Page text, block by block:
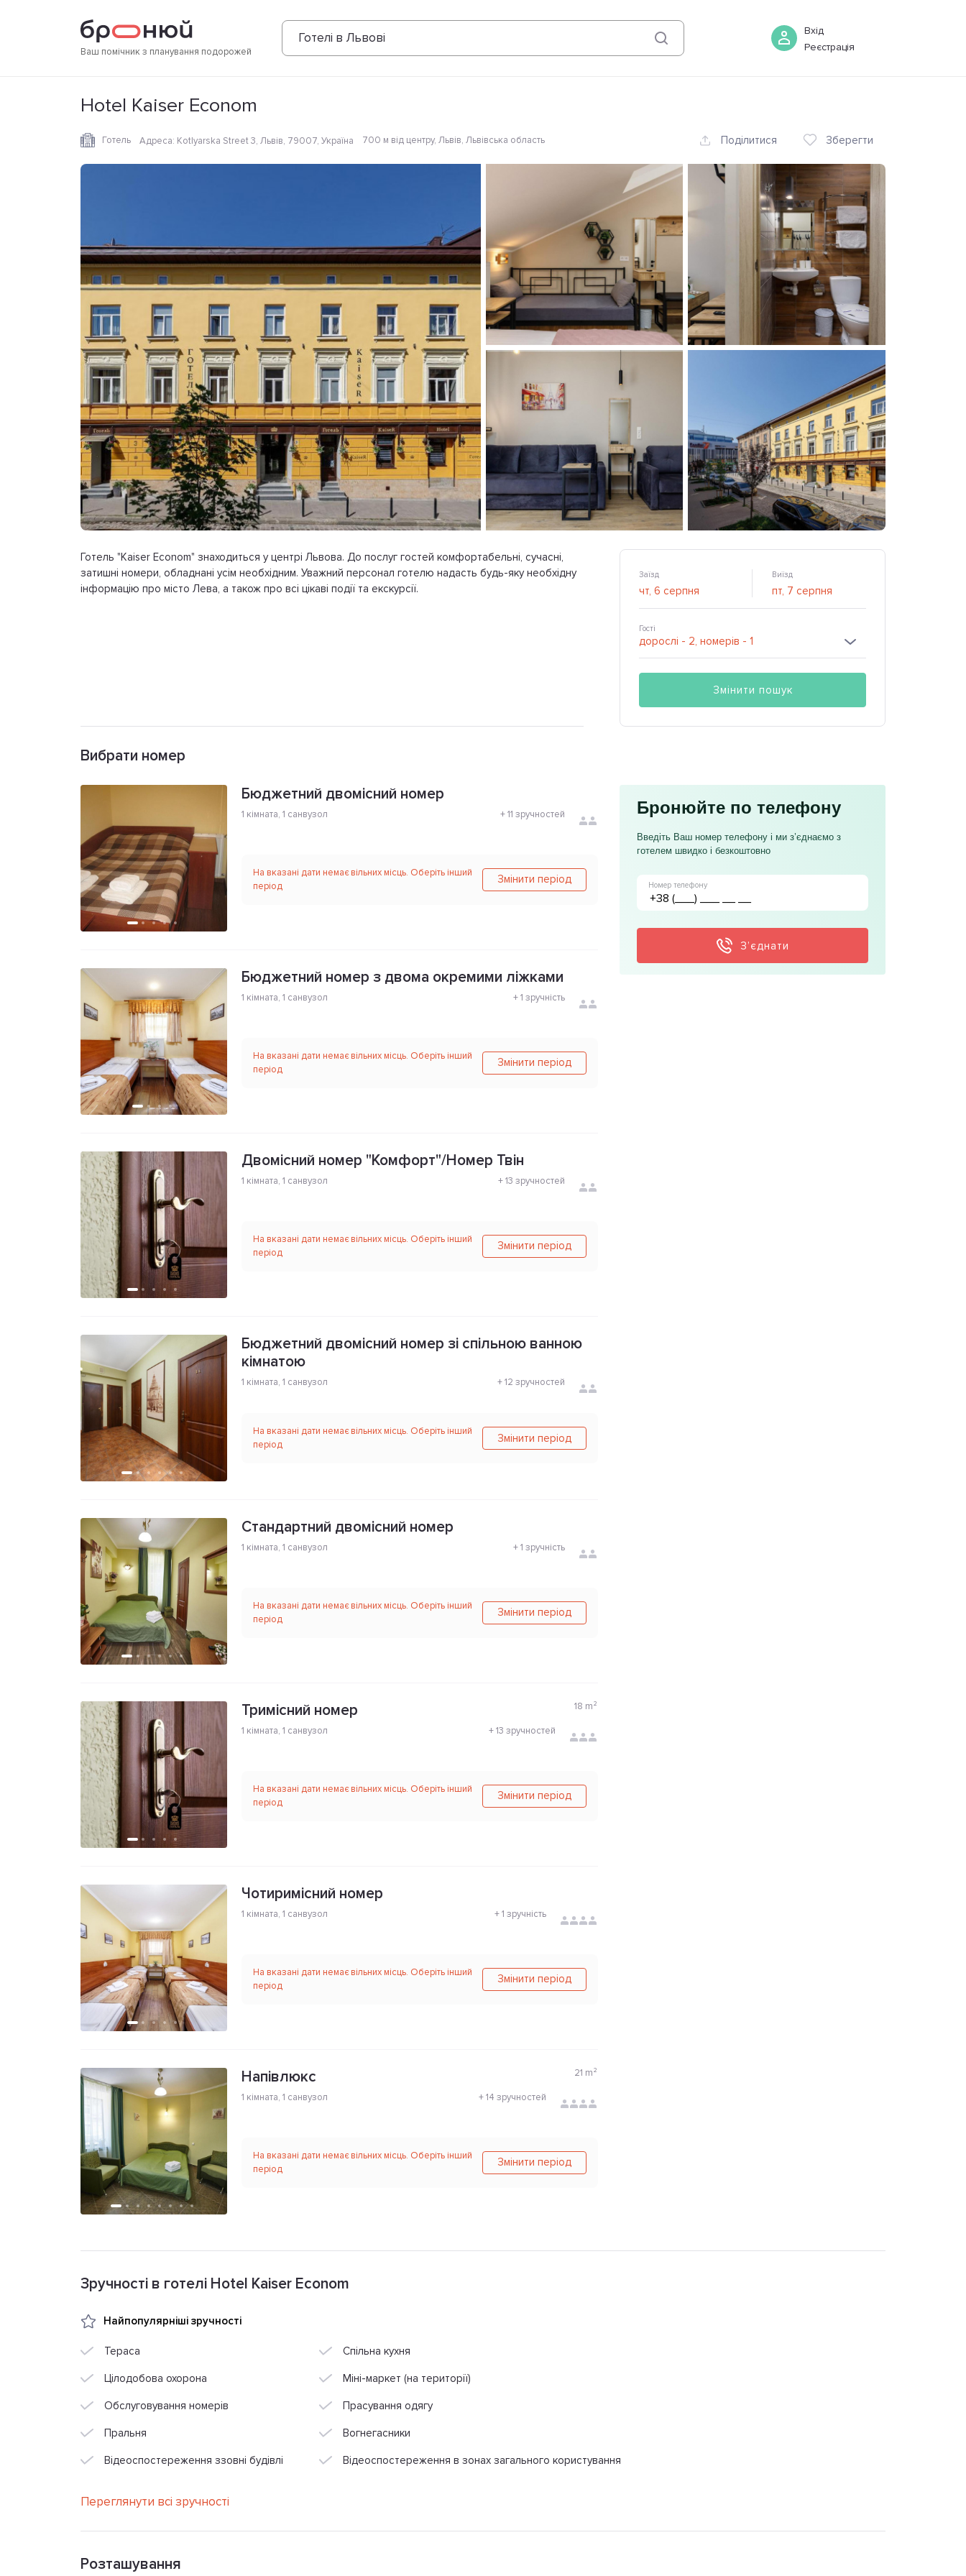
Ваш помічник з планування подорожей
Готелі в Львові
Вхід
Реєстрація
Фотографії Зручності Розташування 06 серпня Бронювати
Hotel Kaiser Econom
Готель Адреса: Kotlyarska Street 3, Львів, 79007, Україна 700 м від центру, Львів, Львівська область Поділитися Зберегти
Готель "Kaiser Econom" знаходиться у центрі Львова. До послуг гостей комфортабельні, сучасні,
затишні номери, обладнані усім необхідним. Уважний персонал готелю надасть будь-яку необхідну
інформацію про місто Лева, а також про всі цікаві події та екскурсії.
Заїзд Виїзд
Гості
Змінити пошук
Вибрати номер
Бюджетний двомісний номер
1 кімната, 1 санвузол +11 зручностей
На вказані дати немає вільних місць. Оберіть інший
період
Змінити період
Бюджетний номер з двома окремими ліжками
1 кімната, 1 санвузол +1 зручність
На вказані дати немає вільних місць. Оберіть інший
період
Змінити період
Двомісний номер "Комфорт"/Номер Твін
1 кімната, 1 санвузол +13 зручностей
На вказані дати немає вільних місць. Оберіть інший
період
Змінити період
Бюджетний двомісний номер зі спільною ванною
кімнатою
1 кімната, 1 санвузол +12 зручностей
На вказані дати немає вільних місць. Оберіть інший
період
Змінити період
Стандартний двомісний номер
1 кімната, 1 санвузол +1 зручність
На вказані дати немає вільних місць. Оберіть інший
період
Змінити період
Тримісний номер 18 m²
1 кімната, 1 санвузол +13 зручностей
На вказані дати немає вільних місць. Оберіть інший
період
Змінити період
Чотиримісний номер
1 кімната, 1 санвузол +1 зручність
На вказані дати немає вільних місць. Оберіть інший
період
Змінити період
Напівлюкс 21 m²
1 кімната, 1 санвузол +14 зручностей
На вказані дати немає вільних місць. Оберіть інший
період
Змінити період
Бронюйте по телефону
Введіть Ваш номер телефону і ми з’єднаємо з
готелем швидко і безкоштовно
Номер телефону
З’єднати
Зручності в готелі Hotel Kaiser Econom
Найпопулярніші зручності
Тераса Спільна кухня
Цілодобова охорона Міні-маркет (на території)
Обслуговування номерів Прасування одягу
Пральня Вогнегасники
Відеоспостереження ззовні будівлі Відеоспостереження в зонах загального користування
Переглянути всі зручності
Розташування